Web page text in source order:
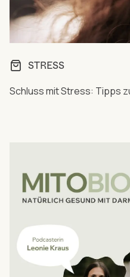
STRESS
Schluss mit Stress: Tipps